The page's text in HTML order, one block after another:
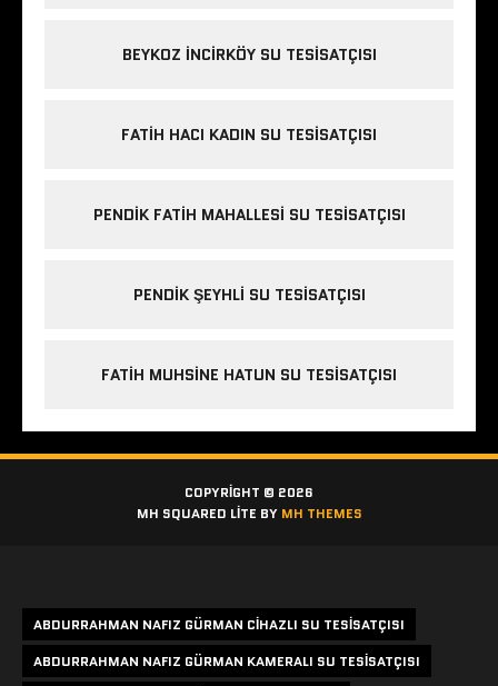
BEYKOZ INCIRKÖY SU TESISATÇISI
FATIH HACI KADIN SU TESISATÇISI
PENDIK FATIH MAHALLESI SU TESISATÇISI
PENDIK ŞEYHLI SU TESISATÇISI
FATIH MUHSINE HATUN SU TESISATÇISI
COPYRIGHT © 2026
MH SQUARED LITE BY MH THEMES
ABDURRAHMAN NAFIZ GÜRMAN CIHAZLI SU TESISATÇISI
ABDURRAHMAN NAFIZ GÜRMAN KAMERALI SU TESISATÇISI